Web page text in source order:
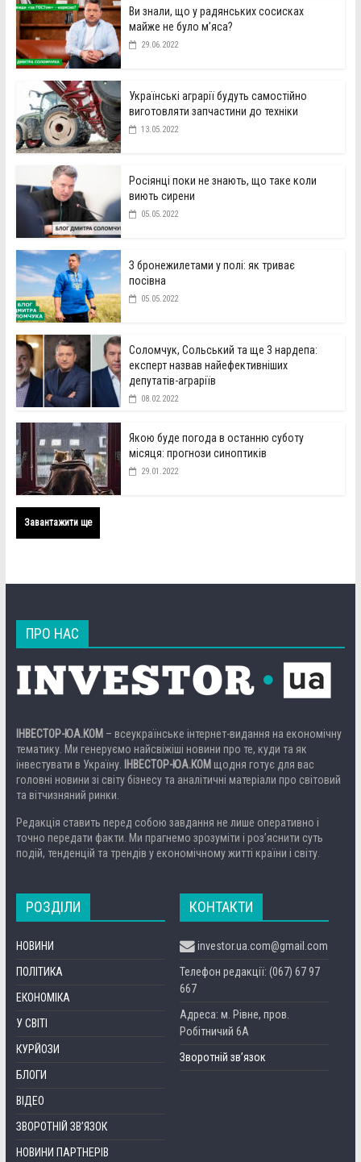
Ви знали, що у радянських сосисках
майже не було м’яса?
29.06.2022
Українські аграрії будуть самостійно
виготовляти запчастини до техніки
13.05.2022
Росіянці поки не знають, що таке коли
виють сирени
05.05.2022
З бронежилетами у полі: як триває
посівна
05.05.2022
Соломчук, Сольський та ще 3 нардепа:
експерт назвав найефективніших
депутатів-аграріїв
08.02.2022
Якою буде погода в останню суботу
місяця: прогнози синоптиків
29.01.2022
Завантажити ще
ПРО НАС
ІНВЕСТОР-ЮА.КОМ – всеукраїнське інтернет-видання на економічну
тематику. Ми генеруємо найсвіжіші новини про те, куди та як
інвестувати в Україну. ІНВЕСТОР-ЮА.КОМ щодня готує для вас
головні новини зі світу бізнесу та аналітичні матеріали про світовий
та вітчизняний ринки.
Редакція ставить перед собою завдання не лише оперативно і
точно передати факти. Ми прагнемо зрозуміти і роз’яснити суть
подій, тенденцій та трендів у економічному житті країни і світу.
РОЗДІЛИ
НОВИНИ
ПОЛІТИКА
ЕКОНОМІКА
У СВІТІ
КУРЙОЗИ
БЛОГИ
ВІДЕО
ЗВОРОТНІЙ ЗВ’ЯЗОК
НОВИНИ ПАРТНЕРІВ
КОНТАКТИ
investor.ua.com@gmail.com
Телефон редакції: (067) 67 97
667
Адреса: м. Рівне, пров.
Робітничий 6А
Зворотній зв’язок